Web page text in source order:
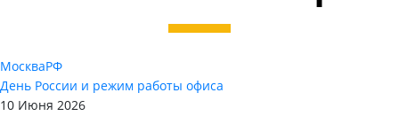
МоскваРФ
День России и режим работы офиса
10 Июня 2026